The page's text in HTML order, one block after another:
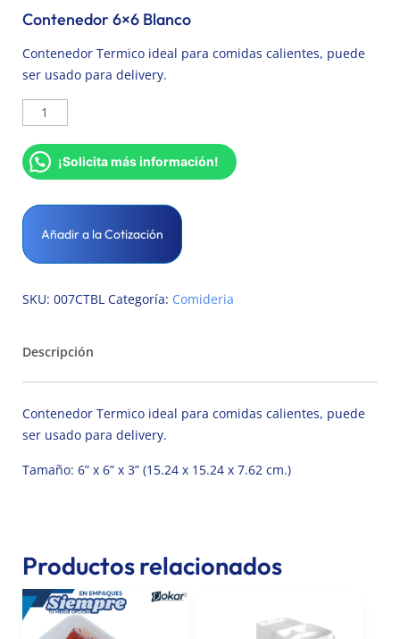
Contenedor 6×6 Blanco
Contenedor Termico ideal para comidas calientes, puede
ser usado para delivery.
¡Solicita más información!
Añadir a la Cotización
SKU: 007CTBL Categoría: Comideria
Descripción
Contenedor Termico ideal para comidas calientes, puede
ser usado para delivery.
Tamaño: 6” x 6” x 3” (15.24 x 15.24 x 7.62 cm.)
Productos relacionados